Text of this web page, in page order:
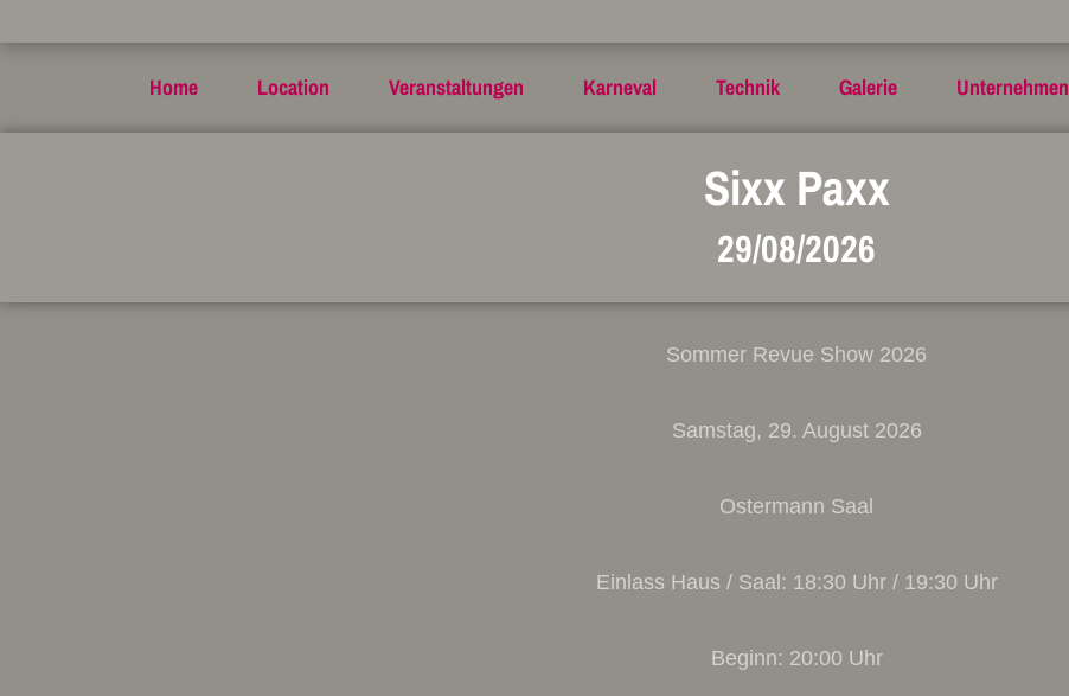
Home Location Veranstaltungen Karneval Technik Galerie Unternehmen
Sixx Paxx
29/08/2026
Sommer Revue Show 2026
Samstag, 29. August 2026
Ostermann Saal
Einlass Haus / Saal: 18:30 Uhr / 19:30 Uhr
Beginn: 20:00 Uhr